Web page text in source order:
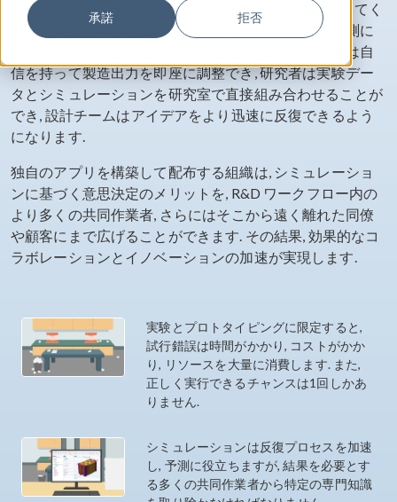
承諾 拒否
ーションのパワーにアクセスできる世界を想像してみてく
ださい. 現場の同僚はシミュレーション支援による予測に
基づいて意思決定を行えるようになり, 工場の作業員は自
信を持って製造出力を即座に調整でき, 研究者は実験デー
タとシミュレーションを研究室で直接組み合わせることが
でき, 設計チームはアイデアをより迅速に反復できるよう
になります.
独自のアプリを構築して配布する組織は, シミュレーショ
ンに基づく意思決定のメリットを, R&D ワークフロー内の
より多くの共同作業者, さらにはそこから遠く離れた同僚
や顧客にまで広げることができます. その結果, 効果的なコ
ラボレーションとイノベーションの加速が実現します.
実験とプロトタイピングに限定すると,
試行錯誤は時間がかかり, コストがかか
り, リソースを大量に消費します. また,
正しく実行できるチャンスは1回しかあ
りません.
シミュレーションは反復プロセスを加速
し, 予測に役立ちますが, 結果を必要とす
る多くの共同作業者から特定の専門知識